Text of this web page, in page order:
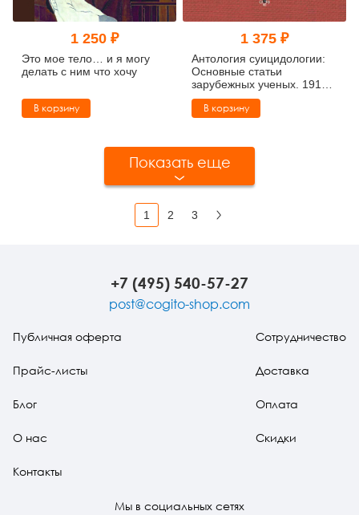
1 250 ₽
Это мое тело… и я могу
делать с ним что хочу
В корзину
1 375 ₽
Антология суицидологии:
Основные статьи
зарубежных ученых. 1912–
1993
В корзину
Показать еще
1 2 3
+7 (495) 540-57-27
post@cogito-shop.com
Публичная оферта
Прайс-листы
Блог
О нас
Контакты
Сотрудничество
Доставка
Оплата
Скидки
Мы в социальных сетях